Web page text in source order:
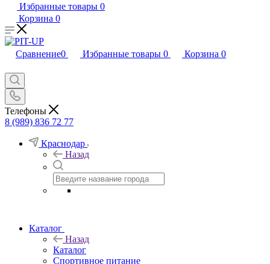
Избранные товары 0
Корзина 0
Сравнение0 Избранные товары 0 Корзина 0
Телефоны
8 (989) 836 72 77
Краснодар
Назад
Каталог
Назад
Каталог
Спортивное питание